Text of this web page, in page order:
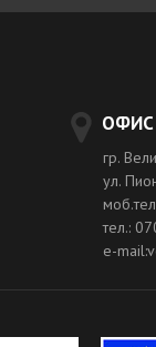
ОФИС
гр.
ул.
тел.:
e-